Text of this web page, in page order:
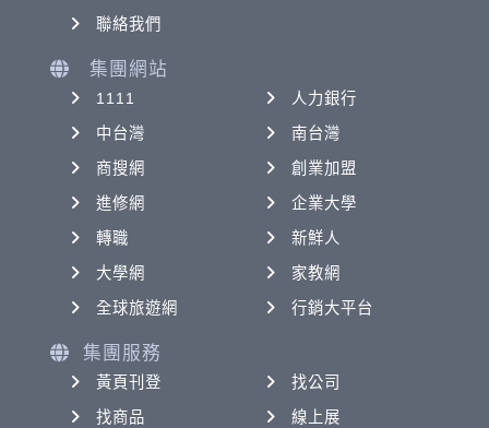
聯絡我們
集團網站
1111
人力銀行
中台灣
南台灣
商搜網
創業加盟
進修網
企業大學
轉職
新鮮人
大學網
家教網
全球旅遊網
行銷大平台
集團服務
黃頁刊登
找公司
找商品
線上展